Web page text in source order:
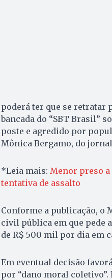
poderá ter que se retratar
bancada do “SBT Brasil”
poste e agredido por
Mônica Bergamo, do jornal
*Leia mais: Menor preso
tentativa de assalto
Conforme a publicação, o
civil pública em que pede
de R$ 500 mil por dia em
Em eventual decisão
por “dano moral